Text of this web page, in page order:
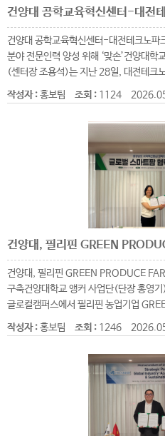
건양대 공학교육혁신센터-대전테크노파
분야 전문인력 양성 위해 ‘맞손’건양대
(센터장 조용석)는 지난 28일, 대전테크
작성자 :홍보팀 조회 : 1124
건양대, 필리핀 GREEN PRODUCE
구축건양대학교 앵커 사업단(단장 홍영
글로컬캠퍼스에서 필리핀 농업기업
작성자 :홍보팀 조회 : 1246